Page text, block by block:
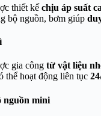
thiết kế chịu áp suất
bộ nguồn, bơm giúp
gia công từ vật liệu
thể hoạt động liên tục
nguồn mini